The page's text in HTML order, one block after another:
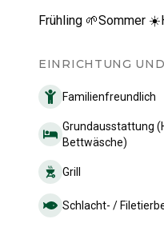
Frühling 🌱Sommer ☀️
EINRICHTUNG
Familienfreundlich
Grundausstattung
Bettwäsche)
Grill
Schlacht- /